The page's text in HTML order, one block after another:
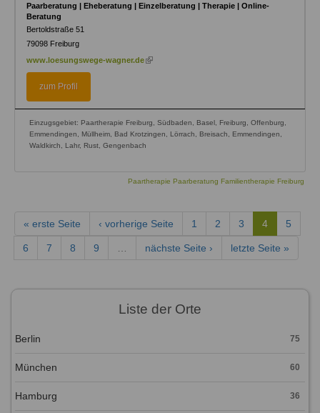
Paarberatung | Eheberatung | Einzelberatung | Therapie | Online-
Beratung
Bertoldstraße 51
79098 Freiburg
www.loesungswege-wagner.de (link
zum Profil
Einzugsgebiet: Paartherapie Freiburg, Südbaden, Basel, Freiburg, Offenburg,
Emmendingen, Müllheim, Bad Krotzingen, Lörrach, Breisach, Emmendingen,
Waldkirch, Lahr, Rust, Gengenbach
Paartherapie Paarberatung Familientherapie Freiburg
« erste Seite ‹ vorherige Seite 1 2 3 4 5
6 7 8 9 nächste Seite › letzte Seite »
Liste der Orte
Berlin 75
München 60
Hamburg 36